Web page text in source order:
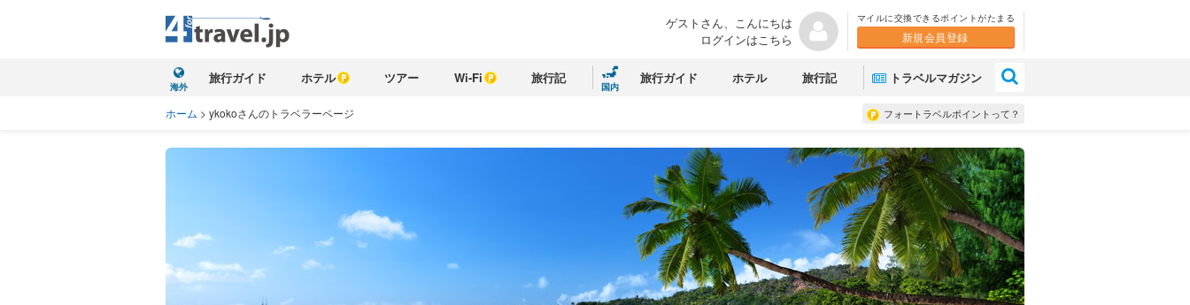
ゲストさん、こんにちは
ログインはこちら
マイルに交換できるポイントがたまる
新規会員登録
海外
旅行ガイド ホテル ツアー Wi-Fi 旅行記
国内
旅行ガイド ホテル 旅行記 トラベルマガジン
フォートラベルポイントって？
ホーム > ykokoさんのトラベラーページ